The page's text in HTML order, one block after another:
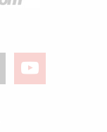
youtube